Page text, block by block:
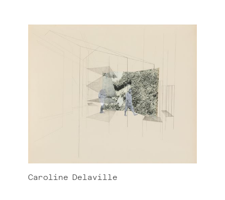
Caroline Delaville